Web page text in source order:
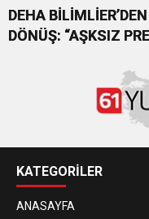
DEHA
DÖNÜŞ: “AŞKSIZ
KATEGORİLER
ANASAYFA